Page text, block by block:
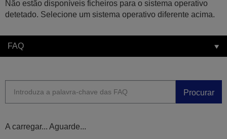
Não estão disponíveis ficheiros para o sistema operativo
detetado. Selecione um sistema operativo diferente acima.
FAQ
Procurar
A carregar... Aguarde...